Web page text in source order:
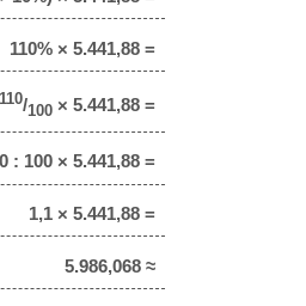
110% × 5.441,88 =
110/100 × 5.441,88 =
: 100 × 5.441,88 =
1,1 × 5.441,88 =
5.986,068 ≈